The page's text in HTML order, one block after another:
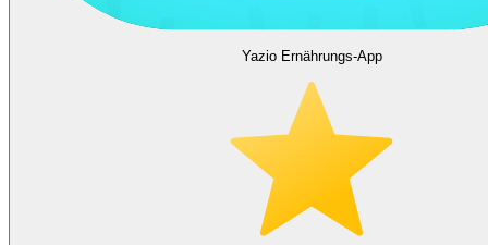
Yazio Ernährungs-App